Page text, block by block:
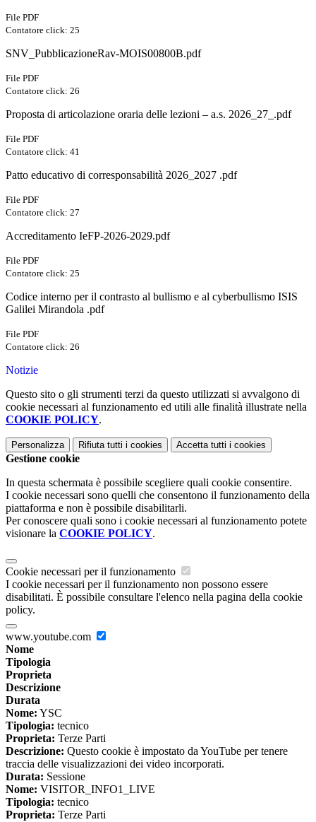
File PDF
Contatore click: 25
SNV_PubblicazioneRav-MOIS00800B.pdf
File PDF
Contatore click: 26
Proposta di articolazione oraria delle lezioni – a.s. 2026_27_.pdf
File PDF
Contatore click: 41
Patto educativo di corresponsabilità 2026_2027 .pdf
File PDF
Contatore click: 27
Accreditamento IeFP-2026-2029.pdf
File PDF
Contatore click: 25
Codice interno per il contrasto al bullismo e al cyberbullismo ISIS
Galilei Mirandola .pdf
File PDF
Contatore click: 26
Notizie
Questo sito o gli strumenti terzi da questo utilizzati si avvalgono di
cookie necessari al funzionamento ed utili alle finalità illustrate nella
COOKIE POLICY.
Personalizza Rifiuta tutti i cookies Accetta tutti i cookies
Gestione cookie
In questa schermata è possibile scegliere quali cookie consentire.
I cookie necessari sono quelli che consentono il funzionamento della
piattaforma e non è possibile disabilitarli.
Per conoscere quali sono i cookie necessari al funzionamento potete
visionare la COOKIE POLICY.
Cookie necessari per il funzionamento
I cookie necessari per il funzionamento non possono essere
disabilitati. È possibile consultare l'elenco nella pagina della cookie
policy.
www.youtube.com
Nome
Tipologia
Proprieta
Descrizione
Durata
Nome: YSC
Tipologia: tecnico
Proprieta: Terze Parti
Descrizione: Questo cookie è impostato da YouTube per tenere
traccia delle visualizzazioni dei video incorporati.
Durata: Sessione
Nome: VISITOR_INFO1_LIVE
Tipologia: tecnico
Proprieta: Terze Parti